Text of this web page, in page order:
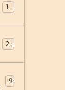
19
25
9